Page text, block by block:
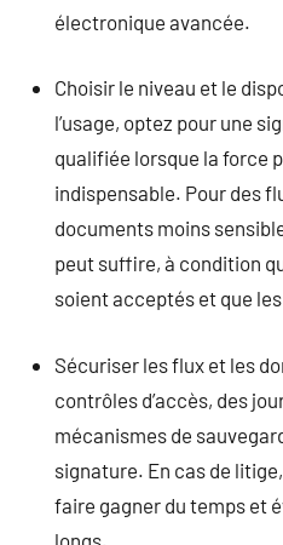
électronique avancée.
Choisir le niveau et le
l’usage, optez pour une
qualifiée lorsque la force
indispensable. Pour des
documents moins
peut suffire, à condition
soient acceptés et que
Sécuriser les flux et les
contrôles d’accès, des
mécanismes de
signature. En cas de
faire gagner du temps et
longs.